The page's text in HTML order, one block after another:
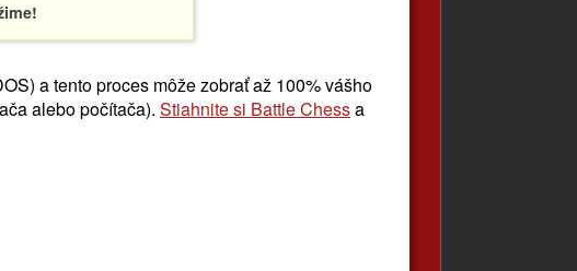
a tento proces môže zobrať až 100% vášho
alebo počítača). Stiahnite si Battle Chessa